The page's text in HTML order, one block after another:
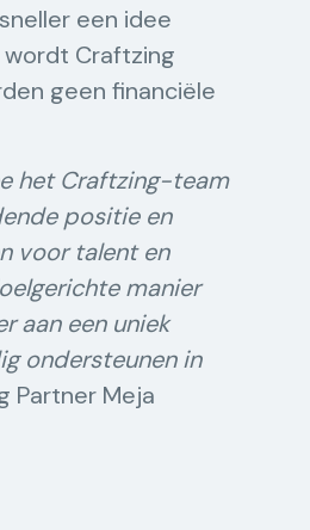
een idee
wordt Craftzing
geen financiële
het Craftzing-team
positie en
voor talent en
manier
aan een uniek
ondersteunen in
Partner Meja